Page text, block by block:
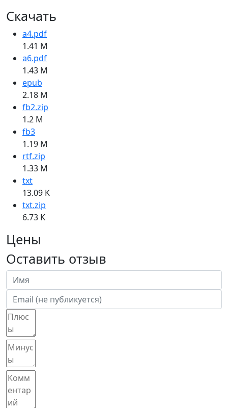
Скачать
a4.pdf
1.41 M
a6.pdf
1.43 M
epub
2.18 M
fb2.zip
1.2 M
fb3
1.19 M
rtf.zip
1.33 M
txt
13.09 K
txt.zip
6.73 K
Цены
Оставить отзыв